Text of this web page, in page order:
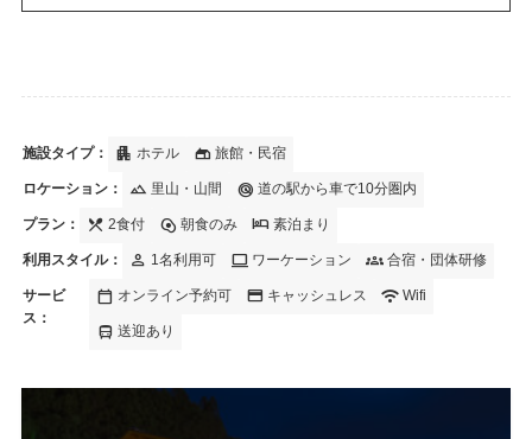
施設タイプ： apartment ホテル gite 旅館・民宿
ロケーション： landscape 里山・山間 radar 道の駅から車で10分圏内
プラン： local_dining 2食付 egg_alt 朝食のみ hotel 素泊まり
利用スタイル： person 1名利用可 computer ワーケーション groups合宿・団体研修
サービ
ス：
calendar_today オンライン予約可 credit_card キャッシュレス wifi Wifi
directions_bus 送迎あり